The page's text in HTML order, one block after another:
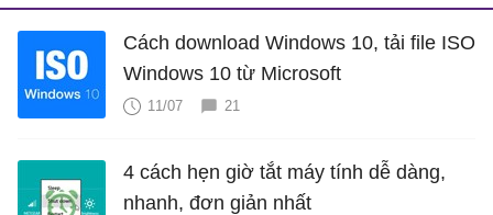
Cách download Windows 10, tải file ISO
Windows 10 từ Microsoft
11/07 21
4 cách hẹn giờ tắt máy tính dễ dàng,
nhanh, đơn giản nhất